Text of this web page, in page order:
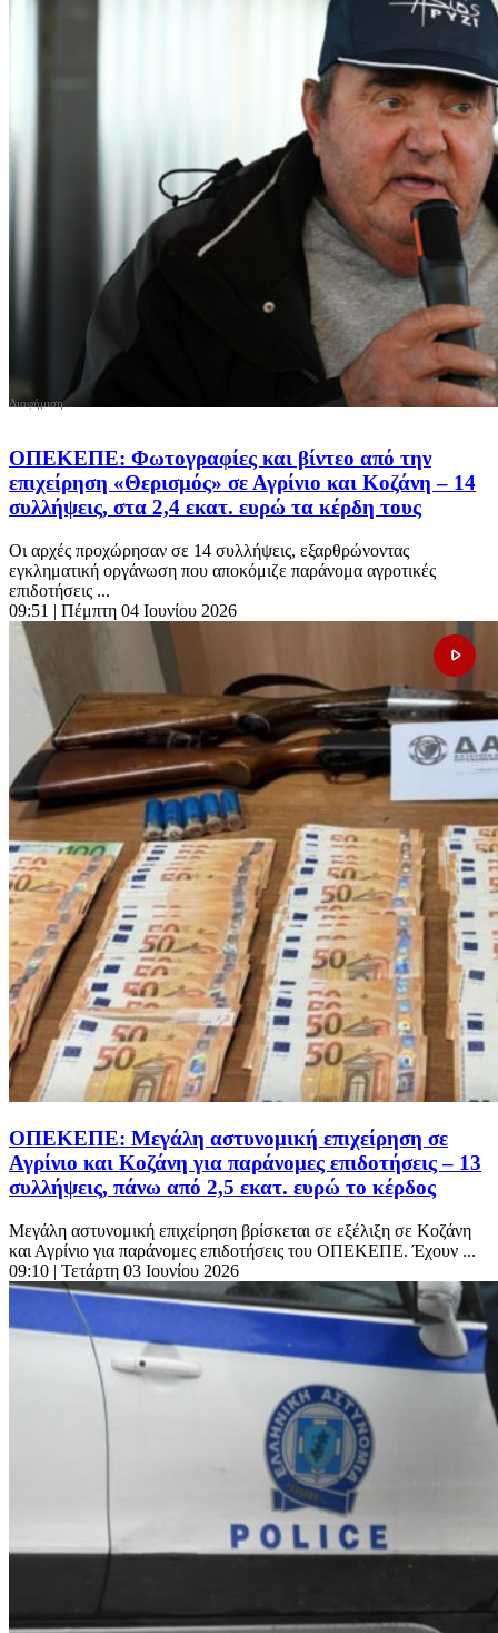
ΟΠΕΚΕΠΕ: Φωτογραφίες και βίντεο από την
επιχείρηση «Θερισμός» σε Αγρίνιο και Κοζάνη – 14
συλλήψεις, στα 2,4 εκατ. ευρώ τα κέρδη τους
Οι αρχές προχώρησαν σε 14 συλλήψεις, εξαρθρώνοντας
εγκληματική οργάνωση που αποκόμιζε παράνομα αγροτικές
επιδοτήσεις ...
09:51 | Πέμπτη 04 Ιουνίου 2026
ΟΠΕΚΕΠΕ: Μεγάλη αστυνομική επιχείρηση σε
Αγρίνιο και Κοζάνη για παράνομες επιδοτήσεις – 13
συλλήψεις, πάνω από 2,5 εκατ. ευρώ το κέρδος
Μεγάλη αστυνομική επιχείρηση βρίσκεται σε εξέλιξη σε Κοζάνη
και Αγρίνιο για παράνομες επιδοτήσεις του ΟΠΕΚΕΠΕ. Έχουν ...
09:10 | Τετάρτη 03 Ιουνίου 2026